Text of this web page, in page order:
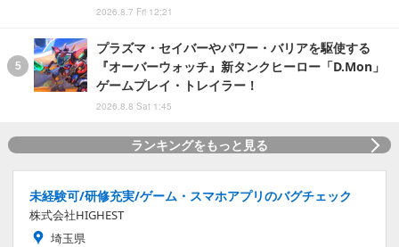
2026.8.7 Fri 12:21
プラズマ・セイバーやパワー・バリアを駆使する
『オーバーウォッチ』新タンクヒーロー「D.Mon」
ゲームプレイ・トレイラー！
2026.8.8 Sat 1:45
ランキングをもっと見る
未経験可/研修充実/ゲーム・スマホアプリのバグチェック
株式会社HIGHEST
埼玉県